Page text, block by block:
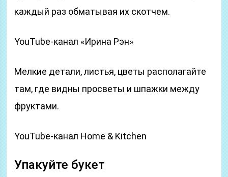
каждый раз обматывая их скотчем.
YouTube-канал «Ирина Рэн»
Мелкие детали, листья, цветы располагайте
там, где видны просветы и шпажки между
фруктами.
YouTube-канал Home & Kitchen
Упакуйте букет